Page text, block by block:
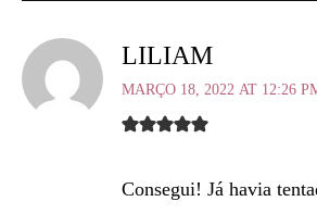
LILIAM
MARÇO 18, 2022 AT 12:26
Consegui! Já havia